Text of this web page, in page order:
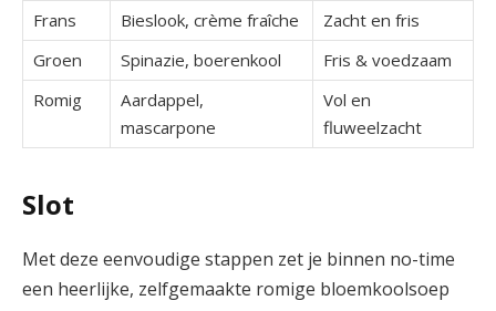
Frans Bieslook, crème fraîche
Zacht en fris
Groen
Spinazie, boerenkool
Fris & voedzaam
Romig
Aardappel,
mascarpone
Vol en
fluweelzacht
Slot
Met ‌deze eenvoudige stappen ⁣zet je binnen no-time​
een heerlijke, ⁤zelfgemaakte romige bloemkoolsoep